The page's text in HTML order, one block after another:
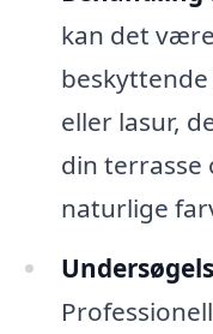
kan det
eller lasur,
din
naturlige